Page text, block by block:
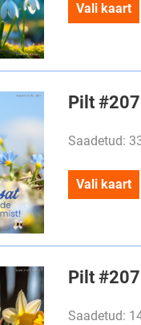
Vali kaart
Pilt
Saadetud:
Vali kaart
Pilt
Saadetud: